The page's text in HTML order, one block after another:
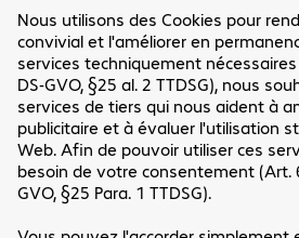
Télécharger (jpg)